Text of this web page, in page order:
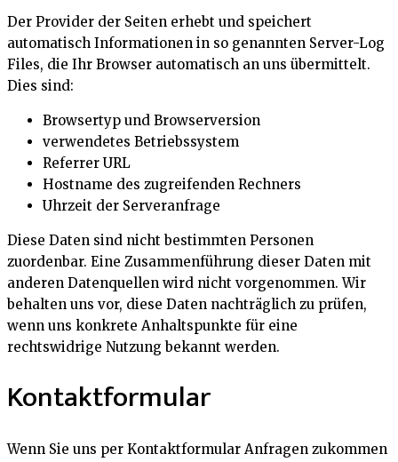
Der Provider der Seiten erhebt und speichert
automatisch Informationen in so genannten Server-Log
Files, die Ihr Browser automatisch an uns übermittelt.
Dies sind:
Browsertyp und Browserversion
verwendetes Betriebssystem
Referrer URL
Hostname des zugreifenden Rechners
Uhrzeit der Serveranfrage
Diese Daten sind nicht bestimmten Personen
zuordenbar. Eine Zusammenführung dieser Daten mit
anderen Datenquellen wird nicht vorgenommen. Wir
behalten uns vor, diese Daten nachträglich zu prüfen,
wenn uns konkrete Anhaltspunkte für eine
rechtswidrige Nutzung bekannt werden.
Kontaktformular
Wenn Sie uns per Kontaktformular Anfragen zukommen